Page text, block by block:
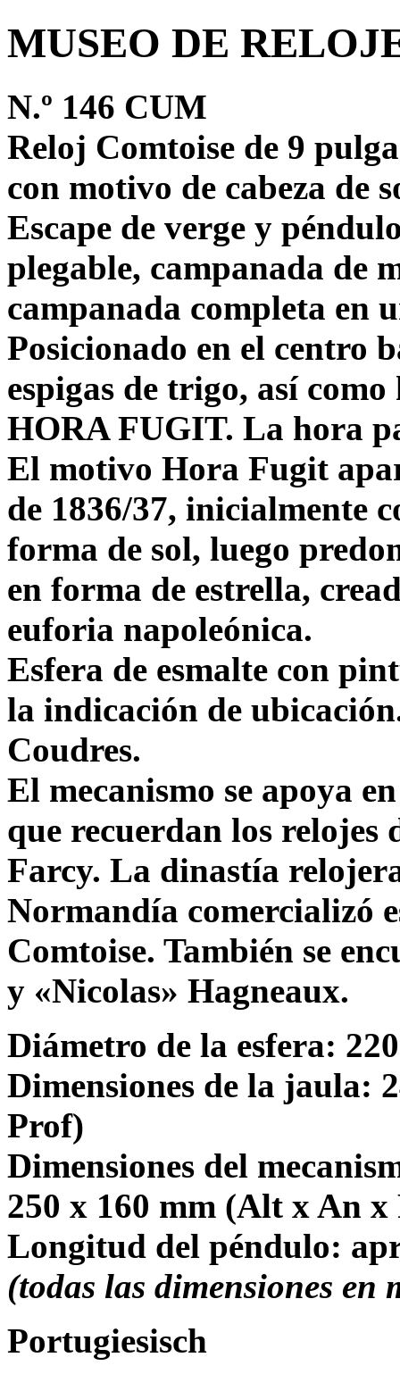
MUSEO DE
N.º 146 CUM
Reloj Comtoise de 9
con motivo de cabeza de
Escape de verge y
plegable, campanada de
campanada completa en
Posicionado en el centro
espigas de trigo, así
HORA FUGIT. La hora
El motivo Hora Fugit
de 1836/37, inicialmente
forma de sol, luego
en forma de estrella,
euforia napoleónica.
Esfera de esmalte con
la indicación de
Coudres.
El mecanismo se apoya
que recuerdan los
Farcy. La dinastía
Normandía comercializó
Comtoise. También se
y «Nicolas» Hagneaux.
Diámetro de la esfera:
Dimensiones de la jaula:
Prof)
Dimensiones del
250 x 160 mm (Alt x An x
Longitud del péndulo:
(todas las dimensiones en
Portugiesisch